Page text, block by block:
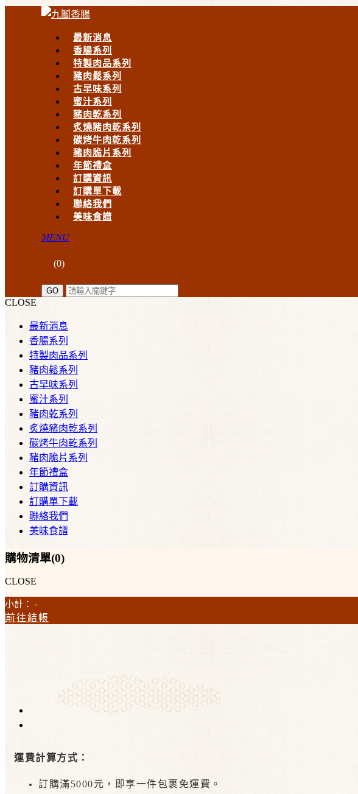
最新消息
香腸系列
特製肉品系列
豬肉鬆系列
古早味系列
蜜汁系列
豬肉乾系列
炙燒豬肉乾系列
碳烤牛肉乾系列
豬肉脆片系列
年節禮盒
訂購資訊
訂購單下載
聯絡我們
美味食譜
MENU
(0)
CLOSE
最新消息
香腸系列
特製肉品系列
豬肉鬆系列
古早味系列
蜜汁系列
豬肉乾系列
炙燒豬肉乾系列
碳烤牛肉乾系列
豬肉脆片系列
年節禮盒
訂購資訊
訂購單下載
聯絡我們
美味食譜
購物清單(0)
CLOSE
小計： -
前往結帳
運費計算方式：
訂購滿5000元，即享一件包裹免運費。